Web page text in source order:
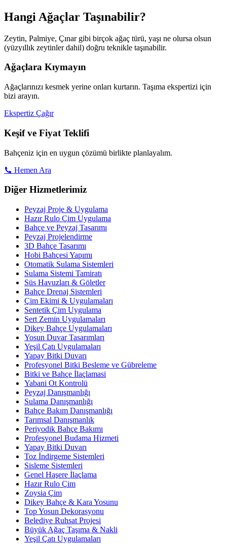
Hangi Ağaçlar Taşınabilir?
Zeytin, Palmiye, Çınar gibi birçok ağaç türü, yaşı ne olursa olsun
(yüzyıllık zeytinler dahil) doğru teknikle taşınabilir.
Ağaçlara Kıymayın
Ağaçlarınızı kesmek yerine onları kurtarın. Taşıma ekspertizi için
bizi arayın.
Ekspertiz Çağır
Keşif ve Fiyat Teklifi
Bahçeniz için en uygun çözümü birlikte planlayalım.
Hemen Ara
Diğer Hizmetlerimiz
Peyzaj Proje & Uygulama
Hazır Rulo Çim Uygulama
Bahçe ve Peyzaj Tasarımı
Peyzaj Projelendirme
3D Bahçe Tasarımı
Hobi Bahçesi Yapımı
Otomatik Sulama Sistemleri
Sulama Sistemi Tamiratı
Süs Havuzları & Göletler
Bahçe Drenaj Sistemleri
Çim Ekimi & Uygulamaları
Sentetik Çim Uygulama
Sert Zemin Uygulamaları
Dikey Bahçe Uygulamaları
Yosun Duvar Tasarımları
Yeşil Çatı Uygulamaları
Yapay Bitki Duvarı
Profesyonel Bitki Besleme ve Gübreleme
Bitki ve Bahçe İlaçlamasi
Yabani Ot Kontrolü
Peyzaj Danışmanlığı
Sulama Danışmanlığı
Bahçe Bakım Danışmanlığı
Tarımsal Danışmanlık
Periyodik Bahçe Bakımı
Profesyonel Budama Hizmeti
Yapay Bitki Duvarı
Toz İndirgeme Sistemleri
Sisleme Sistemleri
Genel Haşere İlaçlama
Hazır Rulo Çim
Zoysia Çim
Dikey Bahçe & Kara Yosunu
Top Yosun Dekorasyonu
Belediye Ruhsat Projesi
Büyük Ağaç Taşıma & Nakli
Yeşil Çatı Uygulamaları